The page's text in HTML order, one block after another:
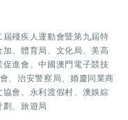
殘疾人運動會暨第九屆特
、體育局、文化局、美高
進會、中國澳門電子競技
、治安警察局、婚慶同業商
會、永利渡假村、澳娛綜
、旅遊局